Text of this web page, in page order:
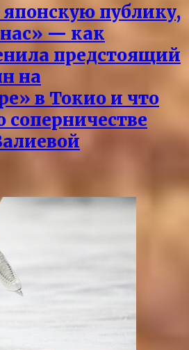
публику,
— как
предстоящий
на
в Токио и что
соперничестве